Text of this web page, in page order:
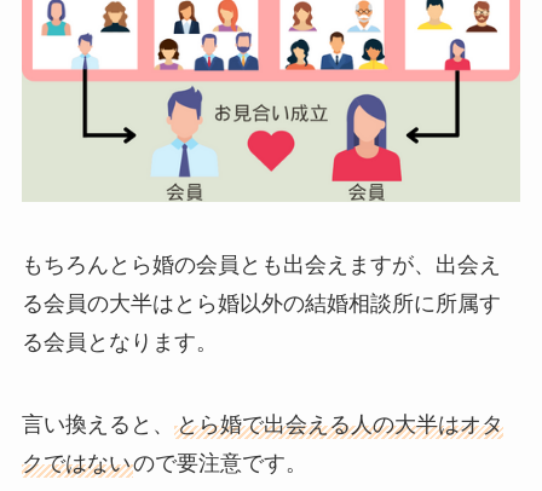
もちろんとら婚の会員とも出会えますが、出会え
る会員の大半はとら婚以外の結婚相談所に所属す
る会員となります。
言い換えると、 とら婚で出会える人の大半はオタ
クではないので要注意です。